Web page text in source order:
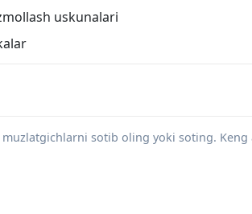
uskunalari
muzlatgichlarni sotib oling yoki soting.